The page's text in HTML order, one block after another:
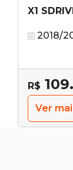
X1
2018/
R$
Ver